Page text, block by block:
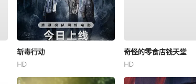
斩毒行动
HD
奇怪的零食店钱天堂
HD